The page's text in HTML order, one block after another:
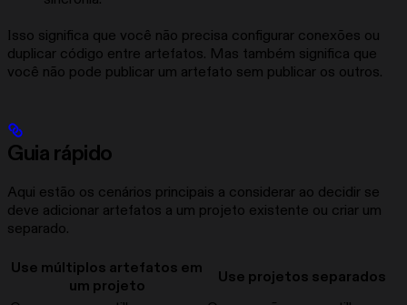
Isso significa que você não precisa configurar conexões ou
duplicar código entre artefatos. Mas também significa que
você não pode publicar um artefato sem publicar os outros.
Guia rápido
Aqui estão os cenários principais a considerar ao decidir se
deve adicionar artefatos a um projeto existente ou criar um
separado.
Use múltiplos artefatos em
um projeto
Use projetos separados